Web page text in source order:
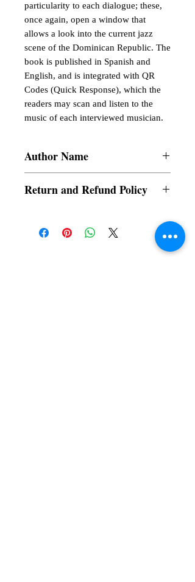
particularity to each dialogue; these,
once again, open a window that
allows a look into the current jazz
scene of the Dominican Republic. The
book is published in Spanish and
English, and is integrated with QR
Codes (Quick Response), which the
readers may scan and listen to the
music of each interviewed musician.
Author Name
Return and Refund Policy
cancelled once order is placed.